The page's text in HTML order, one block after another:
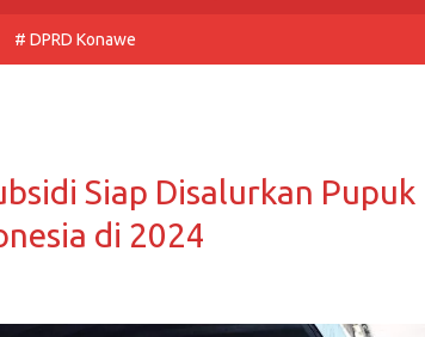
# DPRD Konawe
Siap Disalurkan Pupuk
di 2024